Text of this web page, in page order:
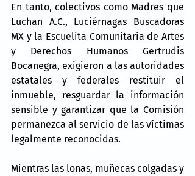
En tanto, colectivos como Madres que
Luchan A.C., Luciérnagas Buscadoras
MX y la Escuelita Comunitaria de Artes
y Derechos Humanos Gertrudis
Bocanegra, exigieron a las autoridades
estatales y federales restituir el
inmueble, resguardar la información
sensible y garantizar que la Comisión
permanezca al servicio de las víctimas
legalmente reconocidas.
Mientras las lonas, muñecas colgadas y